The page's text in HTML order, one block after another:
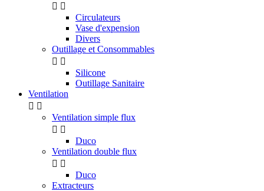
 
Circulateurs
Vase d'expension
Divers
Outillage et Consommables
 
Silicone
Outillage Sanitaire
Ventilation
 
Ventilation simple flux
 
Duco
Ventilation double flux
 
Duco
Extracteurs